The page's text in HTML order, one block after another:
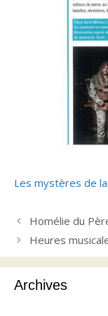
Les mystères de
Homélie du
Heures
Archives